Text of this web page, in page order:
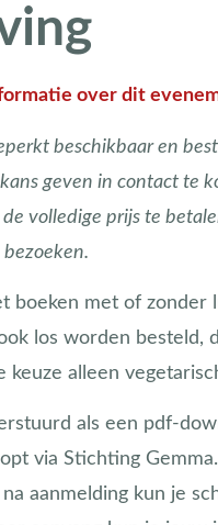
over dit
beschikbaar en
geven in contact te
volledige prijs te
boeken met of zonder
los worden besteld,
keuze alleen
als een pdf-
via Stichting Gemma.
na aanmelding kun je